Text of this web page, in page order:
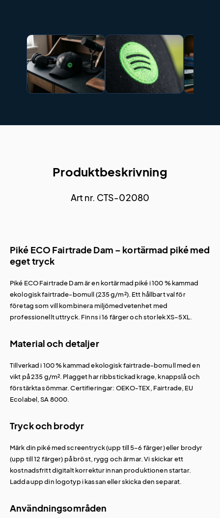
Produktbeskrivning
Art nr. CTS-02080
Piké ECO Fairtrade Dam – kortärmad piké med
eget tryck
Piké ECO Fairtrade Dam är en kortärmad piké i 100 % kammad
ekologisk fairtrade-bomull (235 g/m²). Ett hållbart val för
företag som vill kombinera miljömedvetenhet med
professionellt uttryck. Finns i 16 färger och storlek XS–5XL.
Material och detaljer
Tillverkad i 100 % kammad ekologisk fairtrade-bomull med en
vikt på 235 g/m². Plagget har ribbstickad krage, knappslå och
förstärkta sömmar. Certifieringar: OEKO-TEX, Fairtrade, EU
Ecolabel, SA 8000.
Tryck och brodyr
Märk din piké med screentryck (upp till 5–6 färger) eller brodyr
(upp till 12 färger) på bröst, rygg och ärmar. Vi skickar ett
kostnadsfritt digitalt korrektur innan produktionen startar.
Ladda upp din logotyp i kassan eller skicka den separat.
Användningsområden